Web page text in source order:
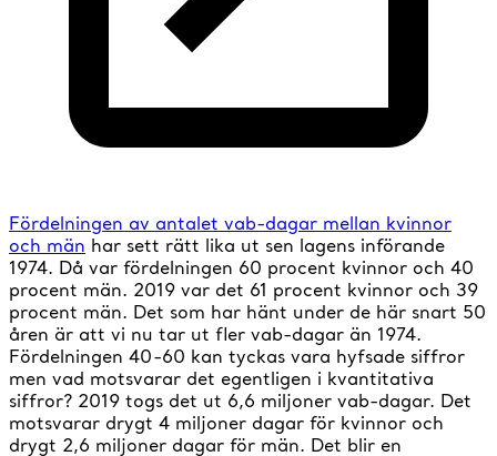
Fördelningen av antalet vab-dagar mellan kvinnor
och män har sett rätt lika ut sen lagens införande
1974. Då var fördelningen 60 procent kvinnor och 40
procent män. 2019 var det 61 procent kvinnor och 39
procent män. Det som har hänt under de här snart 50
åren är att vi nu tar ut fler vab-dagar än 1974.
Fördelningen 40-60 kan tyckas vara hyfsade siffror
men vad motsvarar det egentligen i kvantitativa
siffror? 2019 togs det ut 6,6 miljoner vab-dagar. Det
motsvarar drygt 4 miljoner dagar för kvinnor och
drygt 2,6 miljoner dagar för män. Det blir en